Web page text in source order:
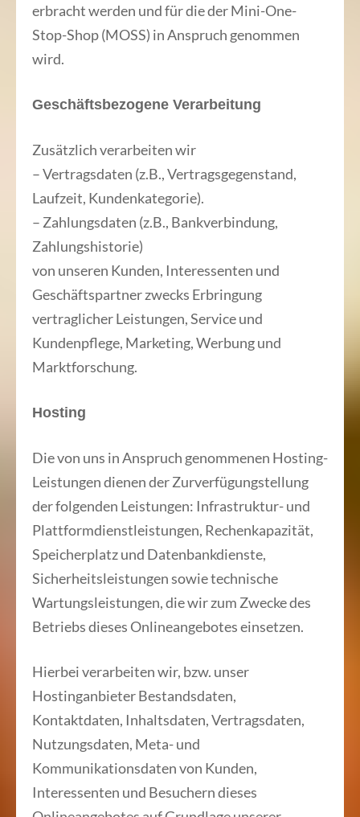
erbracht werden und für die der Mini-One-
Stop-Shop (MOSS) in Anspruch genommen
wird.
Geschäftsbezogene Verarbeitung
Zusätzlich verarbeiten wir
– Vertragsdaten (z.B., Vertragsgegenstand,
Laufzeit, Kundenkategorie).
– Zahlungsdaten (z.B., Bankverbindung,
Zahlungshistorie)
von unseren Kunden, Interessenten und
Geschäftspartner zwecks Erbringung
vertraglicher Leistungen, Service und
Kundenpflege, Marketing, Werbung und
Marktforschung.
Hosting
Die von uns in Anspruch genommenen Hosting-
Leistungen dienen der Zurverfügungstellung
der folgenden Leistungen: Infrastruktur- und
Plattformdienstleistungen, Rechenkapazität,
Speicherplatz und Datenbankdienste,
Sicherheitsleistungen sowie technische
Wartungsleistungen, die wir zum Zwecke des
Betriebs dieses Onlineangebotes einsetzen.
Hierbei verarbeiten wir, bzw. unser
Hostinganbieter Bestandsdaten,
Kontaktdaten, Inhaltsdaten, Vertragsdaten,
Nutzungsdaten, Meta- und
Kommunikationsdaten von Kunden,
Interessenten und Besuchern dieses